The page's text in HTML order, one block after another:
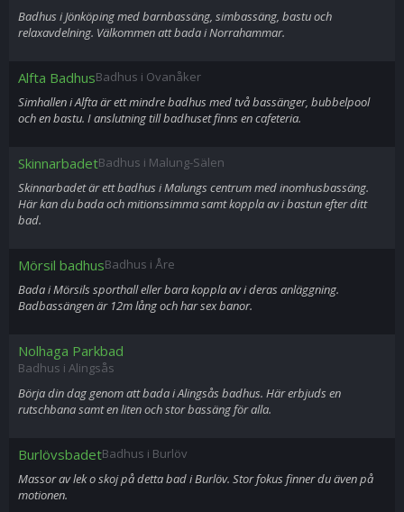
Badhus i Jönköping med barnbassäng, simbassäng, bastu och
relaxavdelning. Välkommen att bada i Norrahammar.
Alfta BadhusBadhus i Ovanåker
Simhallen i Alfta är ett mindre badhus med två bassänger, bubbelpool
och en bastu. I anslutning till badhuset finns en cafeteria.
SkinnarbadetBadhus i Malung-Sälen
Skinnarbadet är ett badhus i Malungs centrum med inomhusbassäng.
Här kan du bada och mitionssimma samt koppla av i bastun efter ditt
bad.
Mörsil badhusBadhus i Åre
Bada i Mörsils sporthall eller bara koppla av i deras anläggning.
Badbassängen är 12m lång och har sex banor.
Nolhaga Parkbad
Badhus i Alingsås
Börja din dag genom att bada i Alingsås badhus. Här erbjuds en
rutschbana samt en liten och stor bassäng för alla.
BurlövsbadetBadhus i Burlöv
Massor av lek o skoj på detta bad i Burlöv. Stor fokus finner du även på
motionen.